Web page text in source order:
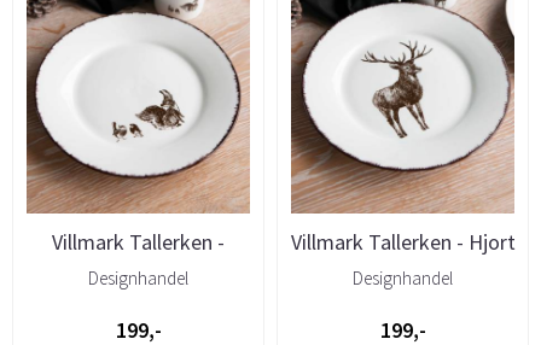
Villmark Tallerken -
Ekorn 27cm
Designhandel
199,-
Villmark Tallerken - Hjort
27cm
Designhandel
199,-